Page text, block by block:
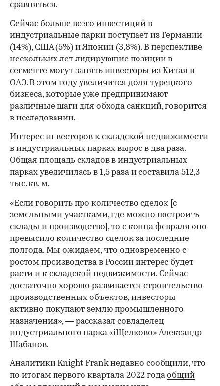
сравняться.
Сейчас больше всего инвестиций в
индустриальные парки поступает из Германии
(14%), США (5%) и Японии (3,8%). В перспективе
нескольких лет лидирующие позиции в
сегменте могут занять инвесторы из Китая и
ОАЭ. В этом году увеличится доля турецкого
бизнеса, которые уже предпринимают
различные шаги для обхода санкций, говорится
в исследовании.
Интерес инвесторов к складской недвижимости
в индустриальных парках вырос в два раза.
Общая площадь складов в индустриальных
парках увеличилась в 1,5 раза и составила 512,3
тыс. кв. м.
00:00 / 00:00
«Если говорить про количество сделок [с
земельными участками, где можно построить
склады и производство], то с конца февраля оно
превысило количество сделок за последние
полгода. Мы ожидаем, что одновременно с
ростом производства в России интерес будет
расти и к складской недвижимости. Сейчас
достаточно хорошо развивается строительство
производственных объектов, инвесторы
активно покупают землю промышленного
назначения», — рассказал совладелец
индустриального парка «iЩелково» Александр
Шабанов.
Аналитики Knight Frank недавно сообщили, что
по итогам первого квартала 2022 годаобщий